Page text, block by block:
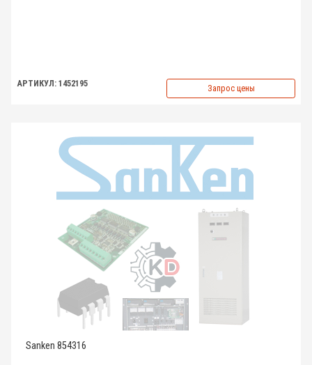
АРТИКУЛ: 1452195 Запрос цены
Sanken 854316